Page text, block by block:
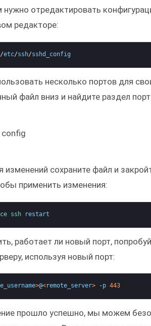
нужно отредактировать
редакторе:
/etc/ssh/sshd_config
несколько портов для
файл вниз и найдите раздел
изменений сохраните файл и
применить изменения:
ssh restart
работает ли новый порт,
используя новый порт:
>@<remote_server> -p 443
прошло успешно, мы можем